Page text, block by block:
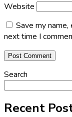
Website
Save my
next time I
Search
Recent